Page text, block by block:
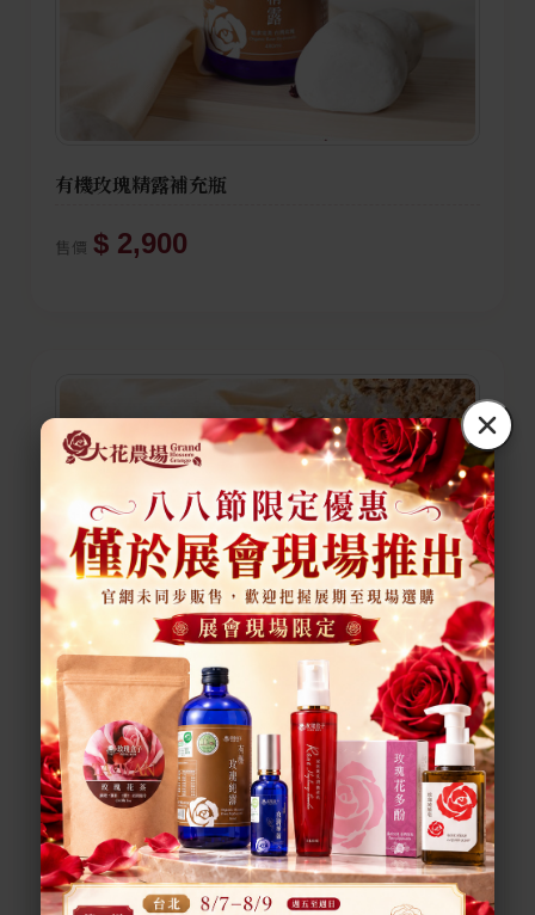
有機玫瑰精露補充瓶
售價 $ 2,900
玫瑰玫天面膜禮盒組
售價 $ 2,200